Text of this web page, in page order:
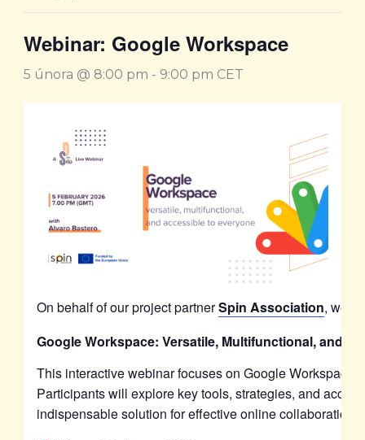
Webinar: Google Workspace
5 února @ 8:00 pm - 9:00 pm CET
On behalf of our project partnerSpin Association, we
Google Workspace: Versatile, Multifunctional, and
This interactive webinar focuses on Google Workspace
Participants will explore key tools, strategies, and
indispensable solution for effective online collaboration